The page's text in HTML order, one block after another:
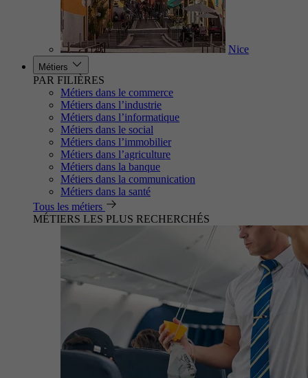
Nice
Métiers
PAR FILIÈRES
Métiers dans le commerce
Métiers dans l’industrie
Métiers dans l’informatique
Métiers dans le social
Métiers dans l’immobilier
Métiers dans l’agriculture
Métiers dans la banque
Métiers dans la communication
Métiers dans la santé
Tous les métiers
MÉTIERS LES PLUS RECHERCHÉS